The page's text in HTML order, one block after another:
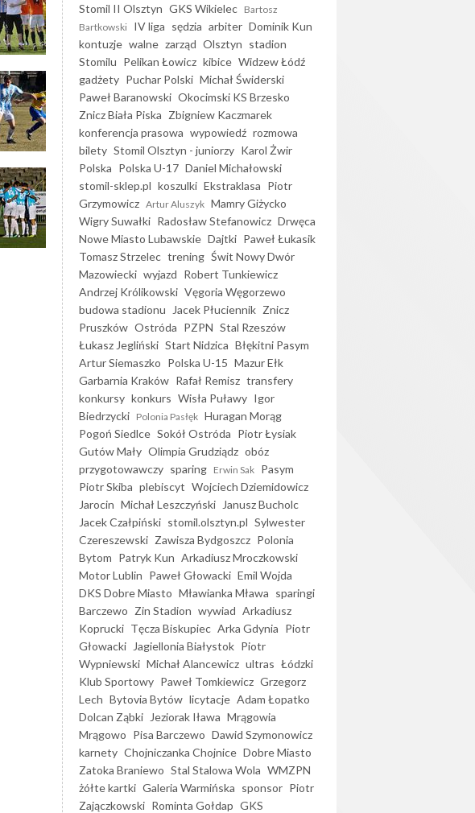
Stomil II Olsztyn GKS Wikielec Bartosz
Bartkowski IV liga sędzia arbiter Dominik Kun
kontuzje walne zarząd Olsztyn stadion
Stomilu Pelikan Łowicz kibice Widzew Łódź
gadżety Puchar Polski Michał Świderski
Paweł Baranowski Okocimski KS Brzesko
Znicz Biała Piska Zbigniew Kaczmarek
konferencja prasowa wypowiedź rozmowa
bilety Stomil Olsztyn - juniorzy Karol Żwir
Polska Polska U-17 Daniel Michałowski
stomil-sklep.pl koszulki Ekstraklasa Piotr
Grzymowicz Artur Aluszyk Mamry Giżycko
Wigry Suwałki Radosław Stefanowicz Drwęca
Nowe Miasto Lubawskie Dajtki Paweł Łukasik
Tomasz Strzelec trening Świt Nowy Dwór
Mazowiecki wyjazd Robert Tunkiewicz
Andrzej Królikowski Vęgoria Węgorzewo
budowa stadionu
Jacek Płuciennik Znicz
Pruszków Ostróda PZPN Stal Rzeszów
Łukasz Jegliński Start Nidzica Błękitni Pasym
Artur Siemaszko Polska U-15 Mazur Ełk
Garbarnia Kraków Rafał Remisz transfery
konkursy konkurs Wisła Puławy Igor
Biedrzycki Polonia Pasłęk Huragan Morąg
Pogoń Siedlce Sokół Ostróda Piotr Łysiak
Gutów Mały Olimpia Grudziądz obóz
przygotowawczy sparing Erwin Sak Pasym
Piotr Skiba plebiscyt Wojciech Dziemidowicz
Jarocin Michał Leszczyński
Janusz Bucholc
Jacek Czałpiński stomil.olsztyn.pl Sylwester
Czereszewski Zawisza Bydgoszcz Polonia
Bytom Patryk Kun Arkadiusz Mroczkowski
Motor Lublin Paweł Głowacki Emil Wojda
DKS Dobre Miasto Mławianka Mława sparingi
Barczewo Zin Stadion wywiad Arkadiusz
Koprucki Tęcza Biskupiec Arka Gdynia Piotr
Głowacki
Jagiellonia Białystok Piotr
Wypniewski Michał Alancewicz ultras Łódzki
Klub Sportowy Paweł Tomkiewicz Grzegorz
Lech Bytovia Bytów licytacje Adam Łopatko
Dolcan Ząbki
Jeziorak Iława Mrągowia
Mrągowo Pisa Barczewo Dawid Szymonowicz
karnety Chojniczanka Chojnice Dobre Miasto
Zatoka Braniewo Stal Stalowa Wola WMZPN
żółte kartki Galeria Warmińska sponsor Piotr
Zajączkowski Rominta Gołdap GKS